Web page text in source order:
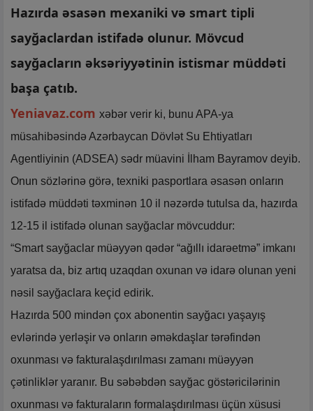
Hazırda əsasən mexaniki və smart tipli
sayğaclardan istifadə olunur. Mövcud
sayğacların əksəriyyətinin istismar müddəti
başa çatıb.
Yeniavaz.com xəbər verir ki, bunu APA-ya
müsahibəsində Azərbaycan Dövlət Su Ehtiyatları
Agentliyinin (ADSEA) sədr müavini İlham Bayramov deyib.
Onun sözlərinə görə, texniki pasportlara əsasən onların
istifadə müddəti təxminən 10 il nəzərdə tutulsa da, hazırda
12-15 il istifadə olunan sayğaclar mövcuddur:
“Smart sayğaclar müəyyən qədər “ağıllı idarəetmə” imkanı
yaratsa da, biz artıq uzaqdan oxunan və idarə olunan yeni
nəsil sayğaclara keçid edirik.
Hazırda 500 mindən çox abonentin sayğacı yaşayış
evlərində yerləşir və onların əməkdaşlar tərəfindən
oxunması və fakturalaşdırılması zamanı müəyyən
çətinliklər yaranır. Bu səbəbdən sayğac göstəricilərinin
oxunması və fakturaların formalaşdırılması üçün xüsusi